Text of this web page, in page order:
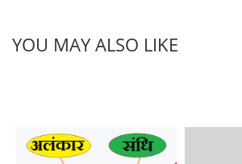
YOU MAY ALSO LIKE